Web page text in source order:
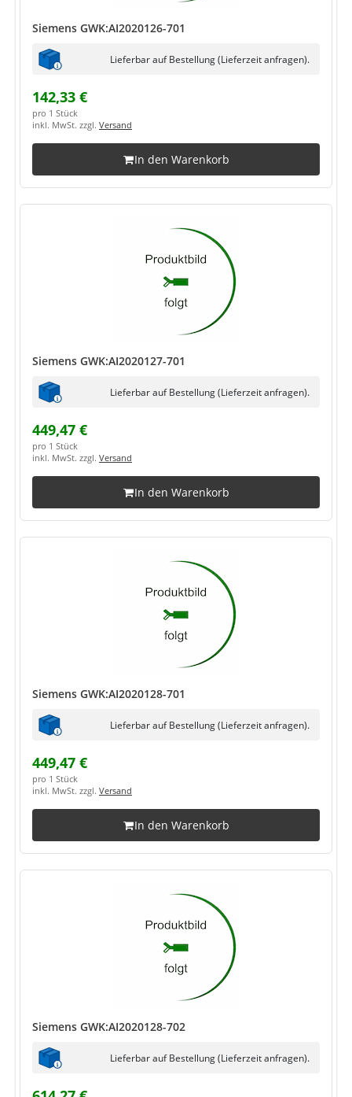
Siemens GWK:AI2020126-701
Lieferbar auf Bestellung (Lieferzeit anfragen).
142,33 €
pro 1 Stück
inkl. MwSt. zzgl. Versand
In den Warenkorb
Siemens GWK:AI2020127-701
Lieferbar auf Bestellung (Lieferzeit anfragen).
449,47 €
pro 1 Stück
inkl. MwSt. zzgl. Versand
In den Warenkorb
Siemens GWK:AI2020128-701
Lieferbar auf Bestellung (Lieferzeit anfragen).
449,47 €
pro 1 Stück
inkl. MwSt. zzgl. Versand
In den Warenkorb
Siemens GWK:AI2020128-702
Lieferbar auf Bestellung (Lieferzeit anfragen).